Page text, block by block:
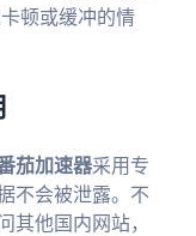
顿或缓冲的情
茄加速器采用专
不会被泄露。不
其他国内网站，